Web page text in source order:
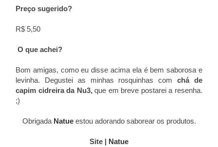
Preço sugerido?
R$ 5,50
O que achei?
Bom amigas, como eu disse acima ela é bem saborosa e
levinha. Degustei as minhas rosquinhas comchá de
capim cidreira da Nu3,que em breve postarei a resenha.
;)
Obrigada Natueestou adorando saborear os produtos.
Site | Natue